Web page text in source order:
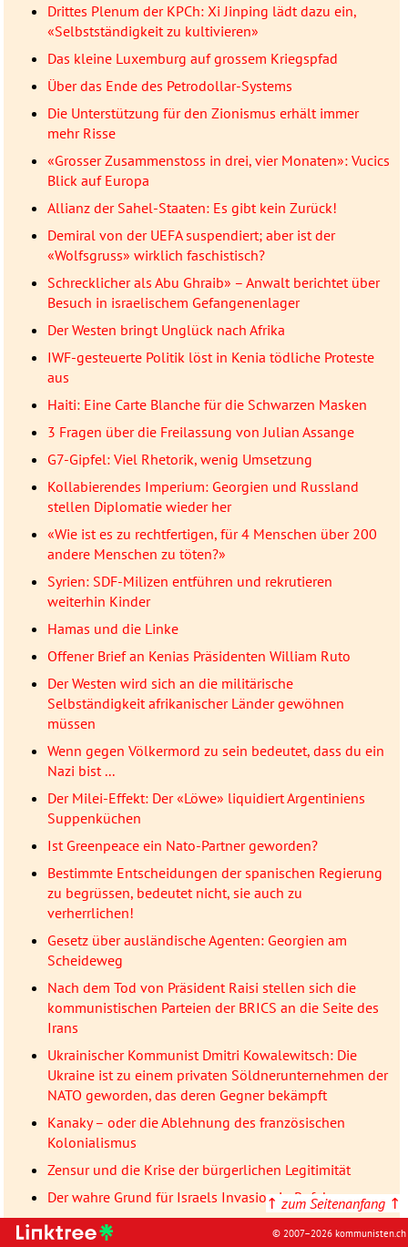
Drittes Plenum der KPCh: Xi Jinping lädt dazu ein,
«Selbstständigkeit zu kultivieren»
Das kleine Luxemburg auf grossem Kriegspfad
Über das Ende des Petrodollar-Systems
Die Unterstützung für den Zionismus erhält immer
mehr Risse
«Grosser Zusammenstoss in drei, vier Monaten»: Vucics
Blick auf Europa
Allianz der Sahel-Staaten: Es gibt kein Zurück!
Demiral von der UEFA suspendiert; aber ist der
«Wolfsgruss» wirklich faschistisch?
Schrecklicher als Abu Ghraib» – Anwalt berichtet über
Besuch in israelischem Gefangenenlager
Der Westen bringt Unglück nach Afrika
IWF-gesteuerte Politik löst in Kenia tödliche Proteste
aus
Haiti: Eine Carte Blanche für die Schwarzen Masken
3 Fragen über die Freilassung von Julian Assange
G7-Gipfel: Viel Rhetorik, wenig Umsetzung
Kollabierendes Imperium: Georgien und Russland
stellen Diplomatie wieder her
«Wie ist es zu rechtfertigen, für 4 Menschen über 200
andere Menschen zu töten?»
Syrien: SDF-Milizen entführen und rekrutieren
weiterhin Kinder
Hamas und die Linke
Offener Brief an Kenias Präsidenten William Ruto
Der Westen wird sich an die militärische
Selbständigkeit afrikanischer Länder gewöhnen
müssen
Wenn gegen Völkermord zu sein bedeutet, dass du ein
Nazi bist ...
Der Milei-Effekt: Der «Löwe» liquidiert Argentiniens
Suppenküchen
Ist Greenpeace ein Nato-Partner geworden?
Bestimmte Entscheidungen der spanischen Regierung
zu begrüssen, bedeutet nicht, sie auch zu
verherrlichen!
Gesetz über ausländische Agenten: Georgien am
Scheideweg
Nach dem Tod von Präsident Raisi stellen sich die
kommunistischen Parteien der BRICS an die Seite des
Irans
Ukrainischer Kommunist Dmitri Kowalewitsch: Die
Ukraine ist zu einem privaten Söldnerunternehmen der
NATO geworden, das deren Gegner bekämpft
Kanaky – oder die Ablehnung des französischen
Kolonialismus
Zensur und die Krise der bürgerlichen Legitimität
Der wahre Grund für Israels Invasion in Rafah
Warum Russlands Wirtschaft wächst
↑ zum Seitenanfang ↑
© 2007–2026 kommunisten.ch